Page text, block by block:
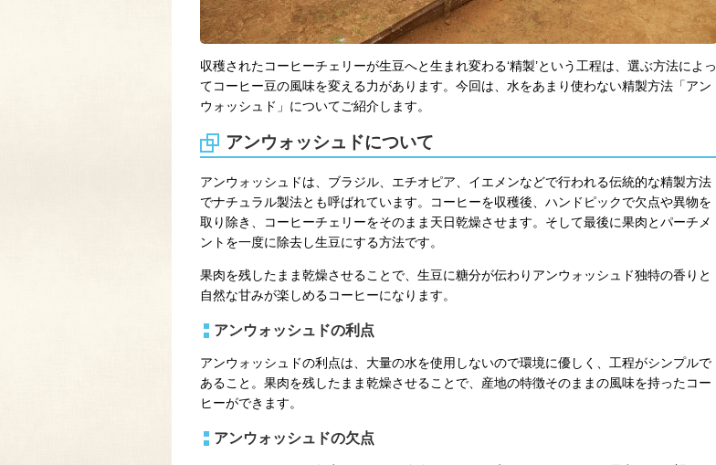
収穫されたコーヒーチェリーが生豆へと生まれ変わる‘精製’という工程は、選ぶ方法によっ
てコーヒー豆の風味を変える力があります。今回は、水をあまり使わない精製方法「アン
ウォッシュド」についてご紹介します。
アンウォッシュドについて
アンウォッシュドは、ブラジル、エチオピア、イエメンなどで行われる伝統的な精製方法
でナチュラル製法とも呼ばれています。コーヒーを収穫後、ハンドピックで欠点や異物を
取り除き、コーヒーチェリーをそのまま天日乾燥させます。そして最後に果肉とパーチメ
ントを一度に除去し生豆にする方法です。
果肉を残したまま乾燥させることで、生豆に糖分が伝わりアンウォッシュド独特の香りと
自然な甘みが楽しめるコーヒーになります。
アンウォッシュドの利点
アンウォッシュドの利点は、大量の水を使用しないので環境に優しく、工程がシンプルで
あること。果肉を残したまま乾燥させることで、産地の特徴そのままの風味を持ったコー
ヒーができます。
アンウォッシュドの欠点